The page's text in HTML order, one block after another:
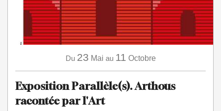
Du 23 Mai au 11 Octobre
Exposition Parallèle(s). Arthous
racontée par l'Art